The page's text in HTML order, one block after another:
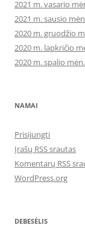
2021 m. vasario
2021 m. sausio
2020 m. gruodžio
2020 m. lapkričio
2020 m. spalio mėn.
NAMAI
Prisijungti
Įrašų RSS srautas
Komentarų RSS
WordPress.org
DEBESĖLIS